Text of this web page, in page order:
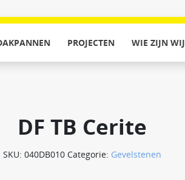
PROJECTEN WIE ZIJN WIJ
DF TB Cerite
SKU: 040DB010 Categorie: Gevelstenen